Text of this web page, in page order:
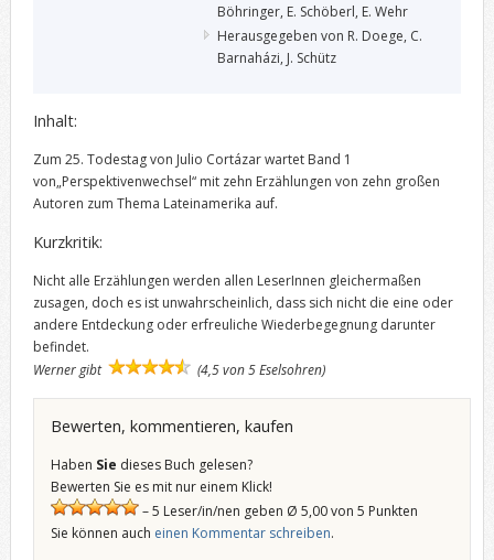
Böhringer, E. Schöberl, E. Wehr
Herausgegeben von R. Doege, C.
Barnaházi, J. Schütz
Inhalt:
Zum 25. Todestag von Julio Cortázar wartet Band 1
von„Perspektivenwechsel“ mit zehn Erzählungen von zehn großen
Autoren zum Thema Lateinamerika auf.
Kurzkritik:
Nicht alle Erzählungen werden allen LeserInnen gleichermaßen
zusagen, doch es ist unwahrscheinlich, dass sich nicht die eine oder
andere Entdeckung oder erfreuliche Wiederbegegnung darunter
befindet.
Werner gibt
(4,5 von 5 Eselsohren)
Bewerten, kommentieren, kaufen
Haben Sie dieses Buch gelesen?
Bewerten Sie es mit nur einem Klick!
– 5 Leser/in/nen geben Ø 5,00 von 5 Punkten
Sie können auch einen Kommentar schreiben.